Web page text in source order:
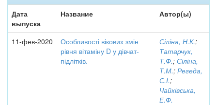
Дата
выпуска
Название Автор(ы)
11-фев-2020
Особливості вікових змін
рівня вітаміну D у дівчат-
підлітків.
Сіліна, Н.К.;
Татарчук,
Т.Ф.; Сіліна,
Т.М.; Регеда,
С.І.;
Чайківська,
Е.Ф.